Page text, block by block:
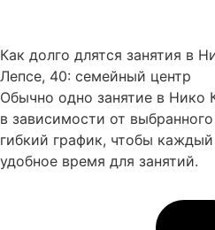
Как долго длятся занятия в
Лепсе, 40: семейный центр
Обычно одно занятие в Нико
в зависимости от
гибкий график, чтобы
удобное время для занятий.